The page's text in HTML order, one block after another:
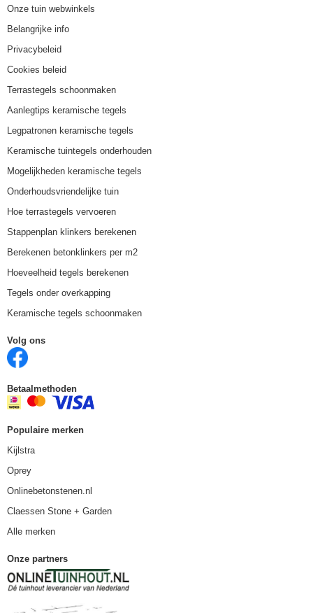
Onze tuin webwinkels
Belangrijke info
Privacybeleid
Cookies beleid
Terrastegels schoonmaken
Aanlegtips keramische tegels
Legpatronen keramische tegels
Keramische tuintegels onderhouden
Mogelijkheden keramische tegels
Onderhoudsvriendelijke tuin
Hoe terrastegels vervoeren
Stappenplan klinkers berekenen
Berekenen betonklinkers per m2
Hoeveelheid tegels berekenen
Tegels onder overkapping
Keramische tegels schoonmaken
Volg ons
Betaalmethoden
Populaire merken
Kijlstra
Oprey
Onlinebetonstenen.nl
Claessen Stone + Garden
Alle merken
Onze partners